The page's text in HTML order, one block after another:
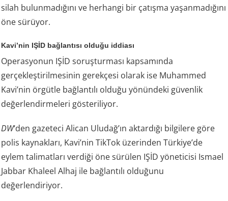
silah bulunmadığını ve herhangi bir çatışma yaşanmadığını
öne sürüyor.
Kavi’nin IŞİD bağlantısı olduğu iddiası
Operasyonun IŞİD soruşturması kapsamında
gerçekleştirilmesinin gerekçesi olarak ise Muhammed
Kavi’nin örgütle bağlantılı olduğu yönündeki güvenlik
değerlendirmeleri gösteriliyor.
DW‘den gazeteci Alican Uludağ’ın aktardığı bilgilere göre
polis kaynakları, Kavi’nin TikTok üzerinden Türkiye’de
eylem talimatları verdiği öne sürülen IŞİD yöneticisi Ismael
Jabbar Khaleel Alhaj ile bağlantılı olduğunu
değerlendiriyor.